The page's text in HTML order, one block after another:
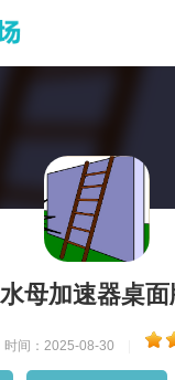
水母加速器桌面
时间：2025-08-30